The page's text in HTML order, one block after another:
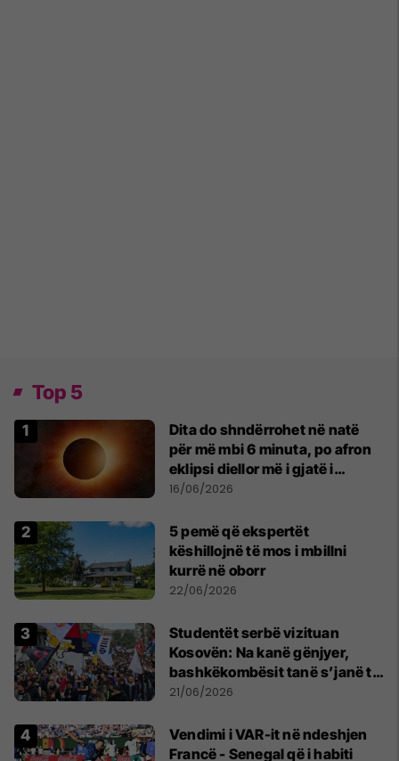
Top 5
Dita do shndërrohet në natë
për më mbi 6 minuta, po afron
eklipsi diellor më i gjatë i
shekullit të 21-të
16/06/2026
5 pemë që ekspertët
këshillojnë të mos i mbillni
kurrë në oborr
22/06/2026
Studentët serbë vizituan
Kosovën: Na kanë gënjyer,
bashkëkombësit tanë s’janë të
shtypur
21/06/2026
Vendimi i VAR-it në ndeshjen
Francë - Senegal që i habiti